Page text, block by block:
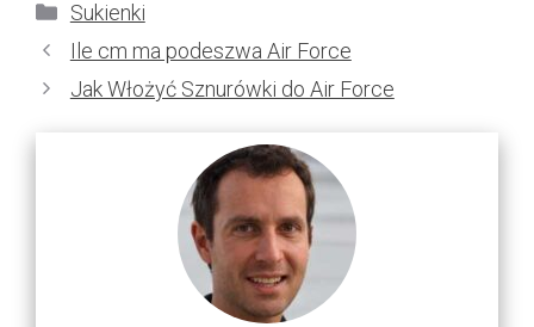
Kategorie
Sukienki
Ile cm ma podeszwa Air Force
Jak Włożyć Sznurówki do Air Force